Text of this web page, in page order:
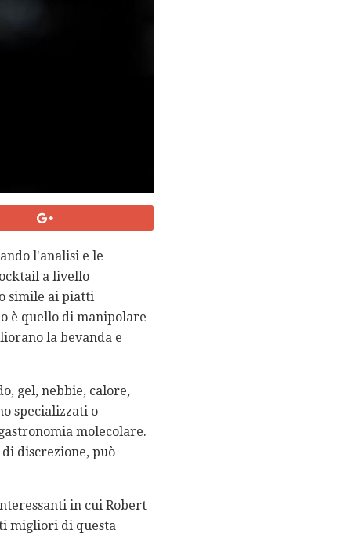
l'analisi e le
a livello
simile ai piatti
è quello di manipolare
la bevanda e
gel, nebbie, calore,
specializzati o
molecolare.
discrezione, può
in cui Robert
migliori di questa